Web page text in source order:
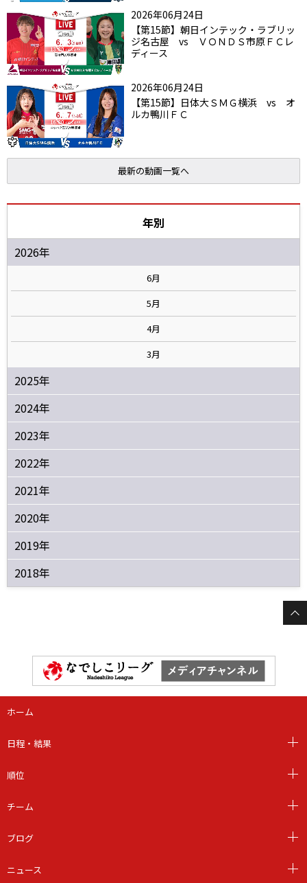
2026年06月24日
【第15節】朝日インテック・ラブリッ
ジ名古屋 vs ＶＯＮＤＳ市原ＦＣレ
ディース
2026年06月24日
【第15節】日体大ＳＭＧ横浜 vs オ
ルカ鴨川ＦＣ
最新の動画一覧へ
年別
2026年
6月
5月
4月
3月
2025年
2024年
2023年
2022年
2021年
2020年
2019年
2018年
ホーム
日程・結果
順位
チーム
ブログ
ニュース